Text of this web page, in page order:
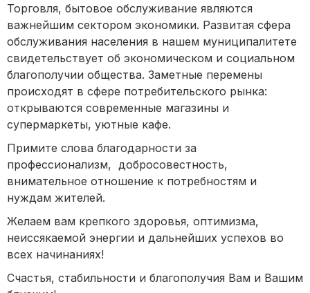
Торговля, бытовое обслуживание являются
важнейшим сектором экономики. Развитая сфера
обслуживания населения в нашем муниципалитете
свидетельствует об экономическом и социальном
благополучии общества. Заметные перемены
происходят в сфере потребительского рынка:
открываются современные магазины и
супермаркеты, уютные кафе.
Примите слова благодарности за
профессионализм, добросовестность,
внимательное отношение к потребностям и
нуждам жителей.
Желаем вам крепкого здоровья, оптимизма,
неиссякаемой энергии и дальнейших успехов во
всех начинаниях!
Счастья, стабильности и благополучия Вам и Вашим